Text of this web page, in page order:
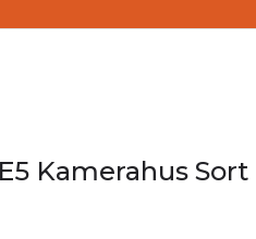
Kamerahus Sort